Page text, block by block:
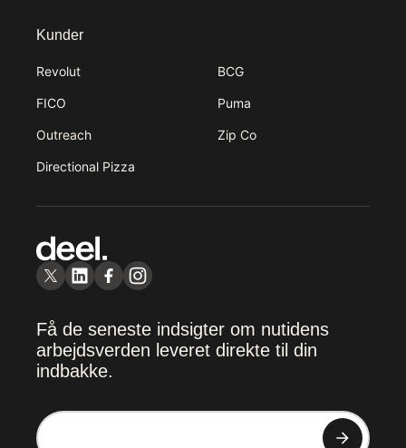
Kunder
Revolut BCG
FICO Puma
Outreach Zip Co
Directional Pizza
Få de seneste indsigter om nutidens
arbejdsverden leveret direkte til din
indbakke.